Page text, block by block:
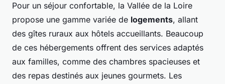
Pour un séjour confortable, la Vallée de la Loire
propose une gamme variée de logements, allant
des gîtes ruraux aux hôtels accueillants. Beaucoup
de ces hébergements offrent des services adaptés
aux familles, comme des chambres spacieuses et
des repas destinés aux jeunes gourmets. Les